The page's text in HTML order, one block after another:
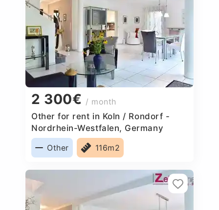
2 300€ / month
Other for rent in Koln / Rondorf -
Nordrhein-Westfalen, Germany
Other
116m2